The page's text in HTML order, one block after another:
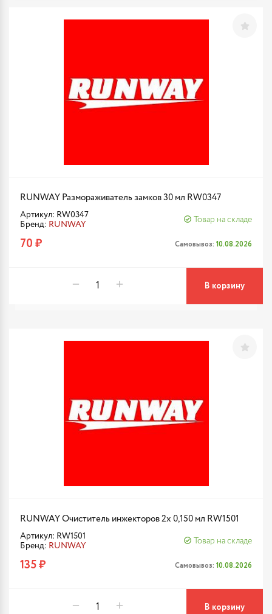
RUNWAY Размораживатель замков 30 мл RW0347
Артикул: RW0347
Бренд: RUNWAY
Товар на складе
70 ₽ Самовывоз: 10.08.2026
В корзину
RUNWAY Очиститель инжекторов 2x 0,150 мл RW1501
Артикул: RW1501
Бренд: RUNWAY
Товар на складе
135 ₽ Самовывоз: 10.08.2026
В корзину